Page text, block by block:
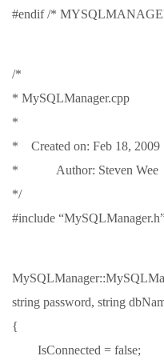
#endif /*
/*
* MySQLManager.cpp
*
* Created on: Feb 18, 2009
* Author: Steven Wee
*/
#include
string password, string
{
IsConnected = false;